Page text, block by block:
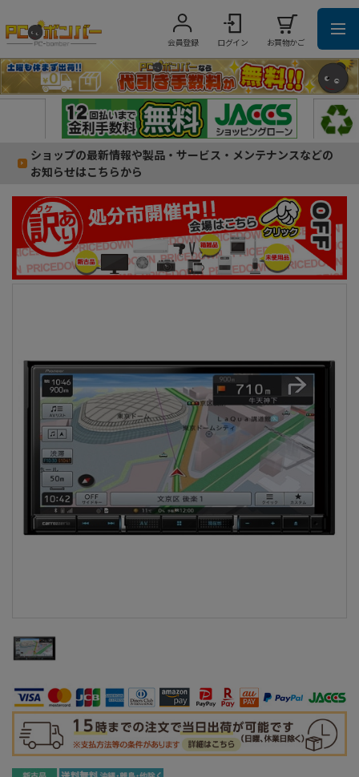
会員登録 ログイン お買物かご
ショップの最新情報や製品・サービス・メンテナンスなどの
お知らせはこちらから